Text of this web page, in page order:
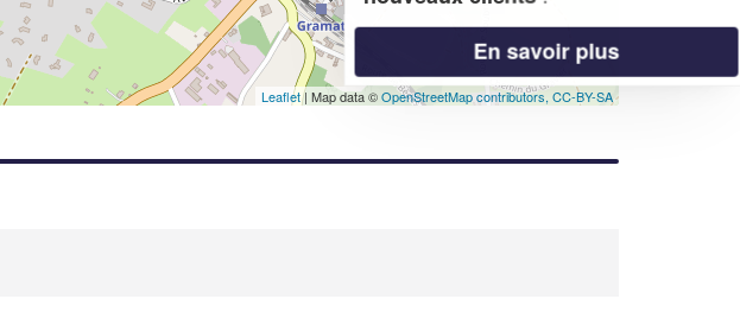
Leaflet| Map data ©OpenStreetMap contributors, CC-BY-SA
En savoir plus